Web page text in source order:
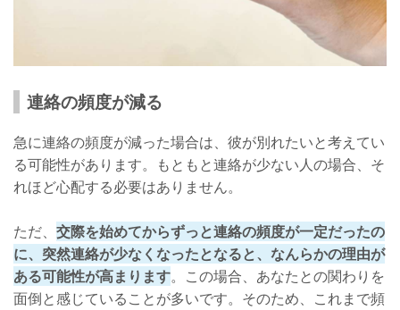
連絡の頻度が減る
急に連絡の頻度が減った場合は、彼が別れたいと考えてい
る可能性があります。もともと連絡が少ない人の場合、そ
れほど心配する必要はありません。
ただ、 交際を始めてからずっと連絡の頻度が一定だったの
に、突然連絡が少なくなったとなると、なんらかの理由が
ある可能性が高まります。この場合、あなたとの関わりを
面倒と感じていることが多いです。そのため、これまで頻